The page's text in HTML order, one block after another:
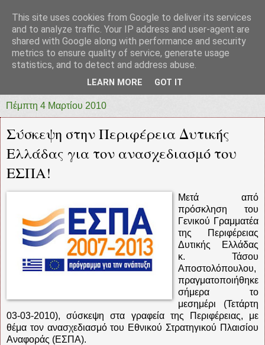
prototypia
"ΠΡΩΤΟΤΥΠΙΑ" * ΑΝΕΞΑΡΤΗΤΗ-ΗΛΕΚΤΡΟΝΙΚΗ-
Πέμπτη 4 Μαρτίου 2010
Σύσκεψη στην Περιφέρεια Δυτικής
Ελλάδας για τον ανασχεδιασμό του
ΕΣΠΑ!
Μετά από
πρόσκληση του
Γενικού Γραμματέα
της Περιφέρειας
Δυτικής Ελλάδας
κ. Τάσου
Αποστολόπουλου,
πραγματοποιήθηκε
σήμερα το
μεσημέρι (Τετάρτη
03-03-2010), σύσκεψη στα γραφεία της Περιφέρειας, με
θέμα τον ανασχεδιασμό του Εθνικού Στρατηγικού Πλαισίου
Αναφοράς (ΕΣΠΑ).
This site uses cookies from Google to deliver its services
and to analyze traffic. Your IP address and user-agent are
shared with Google along with performance and security
metrics to ensure quality of service, generate usage
statistics, and to detect and address abuse.
LEARN MORE GOT IT